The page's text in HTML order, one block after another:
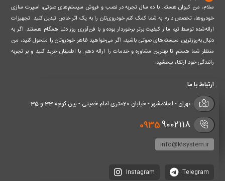
سلام، من کیوان هستم. با ده سال تجربه در نصب و فروش سیستم‌های صوتی، اسپرت سازی
خودروها، تخصص دارم به شما کمک کنم خودروی‌تان را به یک اثر خاص تبدیل کنید. تجهیزات
ارائه‌شده توسط تیم مااز کیفیت برتر برخوردار بوده و با فن‌آوری روز دنیا همگام هستند. اگر به
دنبال به‌روزترین سیستم‌های صوتی باشید، اگر می‌خواهید ظاهر خودروتان را متحول کنید، من
منتظر شما هستم تا بهترین مشاوره و خدمات را ارائه دهم. با اطمینان خرید کنید و بر تجربه
رانندگی خود ارتقاء ببخشید.
ارتباط با ما
تهران - اسلامشهر - خیابان 20متری امام خمینی - بین کوچه 33 و 35
09359002118
info@k1system.ir
Telegram
Instagram